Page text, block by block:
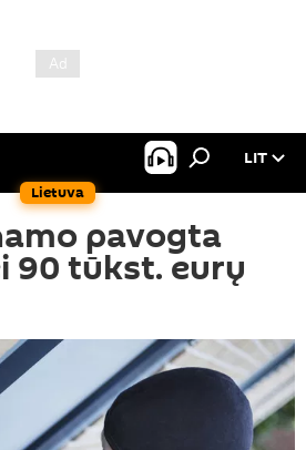
Lietuva
LIT
pavogta
90 tūkst. eurų